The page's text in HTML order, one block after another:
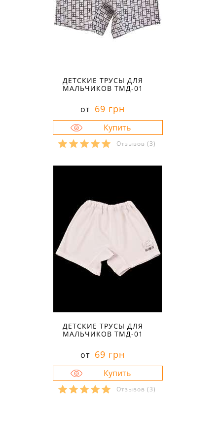
ДЕТСКИЕ ТРУСЫ ДЛЯ
МАЛЬЧИКОВ ТМД-01
от 69 грн
Отзывов (3)
ДЕТСКИЕ ТРУСЫ ДЛЯ
МАЛЬЧИКОВ ТМД-01
от 69 грн
Отзывов (3)